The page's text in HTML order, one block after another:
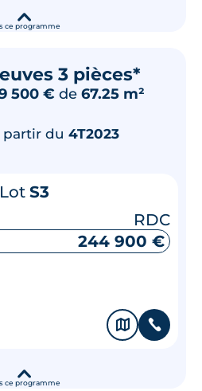
ce programme
▾
3 pièces*
500 € de 67.25 m²
ce programme
partir du 4T2023
Lot S3
RDC
244 900 €
🗞 📞
▾